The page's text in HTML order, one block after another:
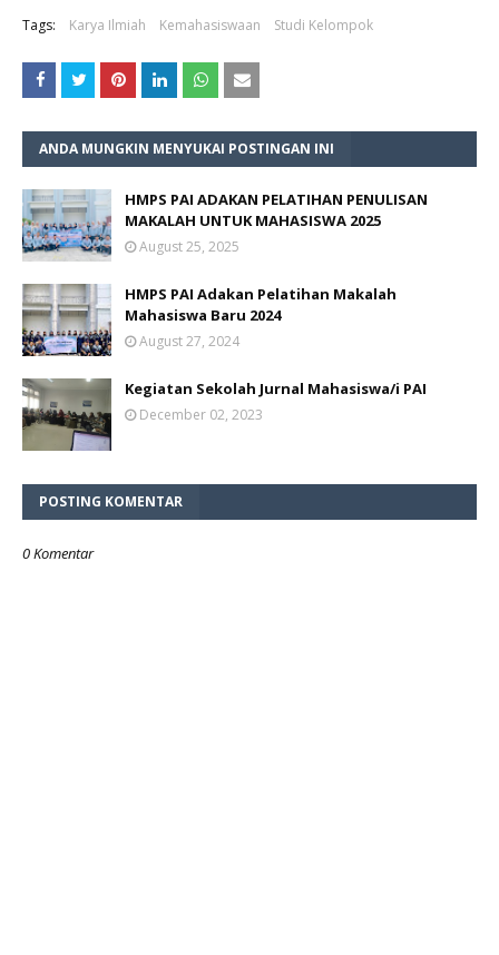
Tags: Karya Ilmiah Kemahasiswaan Studi Kelompok
ANDA MUNGKIN MENYUKAI POSTINGAN INI
HMPS PAI ADAKAN PELATIHAN PENULISAN
MAKALAH UNTUK MAHASISWA 2025
August 25, 2025
HMPS PAI Adakan Pelatihan Makalah
Mahasiswa Baru 2024
August 27, 2024
Kegiatan Sekolah Jurnal Mahasiswa/i PAI
December 02, 2023
POSTING KOMENTAR
0 Komentar